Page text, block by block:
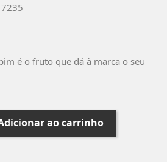
é o fruto que dá à marca o seu
ao carrinho